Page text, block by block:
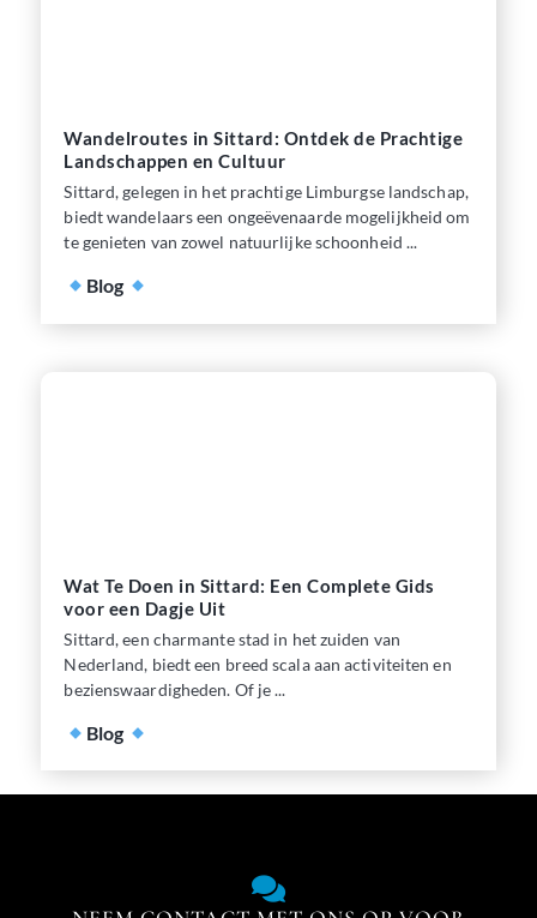
Wandelroutes in Sittard: Ontdek de Prachtige
Landschappen en Cultuur
Sittard, gelegen in het prachtige Limburgse landschap,
biedt wandelaars een ongeëvenaarde mogelijkheid om
te genieten van zowel natuurlijke schoonheid ...
Blog
Wat Te Doen in Sittard: Een Complete Gids
voor een Dagje Uit
Sittard, een charmante stad in het zuiden van
Nederland, biedt een breed scala aan activiteiten en
bezienswaardigheden. Of je ...
Blog